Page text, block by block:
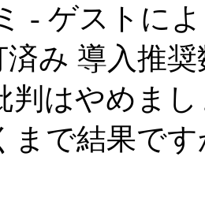
- ゲストに
済み 導入推
判はやめま
まで結果で